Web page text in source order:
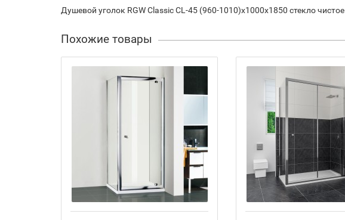
Душевой уголок RGW Classic CL-45 (960-1010)x1000x1850 стекло чистое
Похожие товары